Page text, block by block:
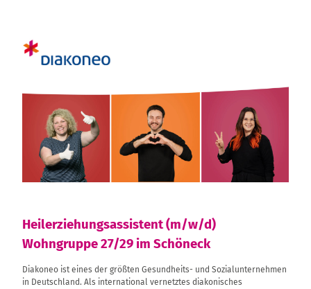
Heilerziehungsassistent (m/w/d)
Wohngruppe 27/29 im Schöneck
Diakoneo ist eines der größten Gesundheits- und Sozialunternehmen
in Deutschland. Als international vernetztes diakonisches